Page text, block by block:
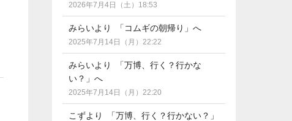
2026年7月4日（土）18:53
みらいより 「コムギの朝帰り」へ
2025年7月14日（月）22:22
みらいより 「万博、行く？行かな
い？」へ
2025年7月14日（月）22:20
こずより 「万博、行く？行かない？」